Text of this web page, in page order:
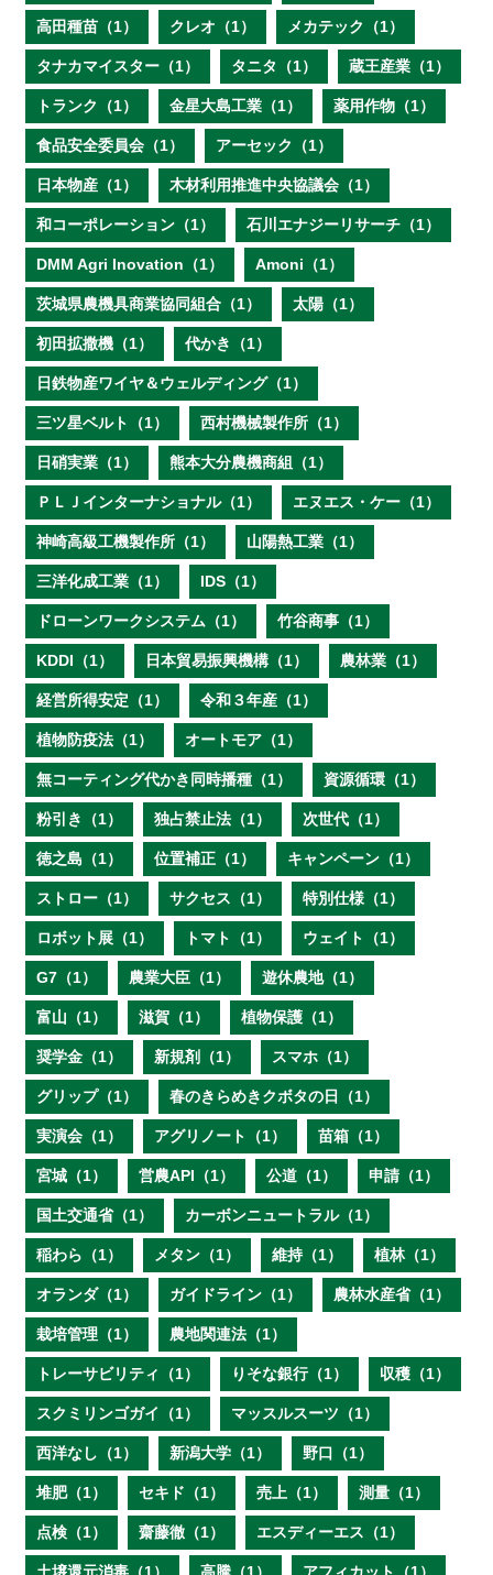
高田種苗（1） クレオ（1） メカテック（1）
タナカマイスター（1） タニタ（1） 蔵王産業（1）
トランク（1） 金星大島工業（1） 薬用作物（1）
食品安全委員会（1） アーセック（1）
日本物産（1） 木材利用推進中央協議会（1）
和コーポレーション（1） 石川エナジーリサーチ（1）
DMM Agri Inovation（1） Amoni（1）
茨城県農機具商業協同組合（1） 太陽（1）
初田拡撒機（1） 代かき（1）
日鉄物産ワイヤ＆ウェルディング（1）
三ツ星ベルト（1） 西村機械製作所（1）
日硝実業（1） 熊本大分農機商組（1）
ＰＬＪインターナショナル（1） エヌエス・ケー（1）
神崎高級工機製作所（1） 山陽熱工業（1）
三洋化成工業（1） IDS（1）
ドローンワークシステム（1） 竹谷商事（1）
KDDI（1） 日本貿易振興機構（1） 農林業（1）
経営所得安定（1） 令和３年産（1）
植物防疫法（1） オートモア（1）
無コーティング代かき同時播種（1） 資源循環（1）
粉引き（1） 独占禁止法（1） 次世代（1）
徳之島（1） 位置補正（1） キャンペーン（1）
ストロー（1） サクセス（1） 特別仕様（1）
ロボット展（1） トマト（1） ウェイト（1）
G7（1） 農業大臣（1） 遊休農地（1）
富山（1） 滋賀（1） 植物保護（1）
奨学金（1） 新規剤（1） スマホ（1）
グリップ（1） 春のきらめきクボタの日（1）
実演会（1） アグリノート（1） 苗箱（1）
宮城（1） 営農API（1） 公道（1） 申請（1）
国土交通省（1） カーボンニュートラル（1）
稲わら（1） メタン（1） 維持（1） 植林（1）
オランダ（1） ガイドライン（1） 農林水産省（1）
栽培管理（1） 農地関連法（1）
トレーサビリティ（1） りそな銀行（1） 収穫（1）
スクミリンゴガイ（1） マッスルスーツ（1）
西洋なし（1） 新潟大学（1） 野口（1）
堆肥（1） セキド（1） 売上（1） 測量（1）
点検（1） 齋藤徹（1） エスディーエス（1）